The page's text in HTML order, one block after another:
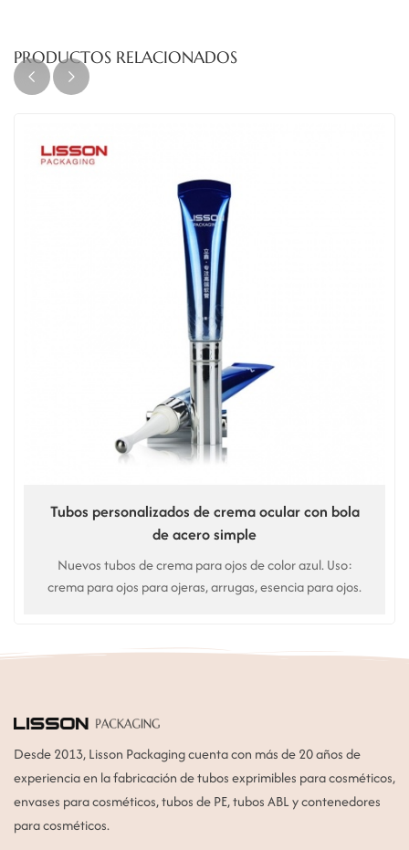
PRODUCTOS RELACIONADOS
Tubos personalizados de crema ocular con bola
de acero simple
Nuevos tubos de crema para ojos de color azul. Uso:
crema para ojos para ojeras, arrugas, esencia para ojos.
Desde 2013, Lisson Packaging cuenta con más de 20 años de
experiencia en la fabricación de tubos exprimibles para cosméticos,
envases para cosméticos, tubos de PE, tubos ABL y contenedores
para cosméticos.